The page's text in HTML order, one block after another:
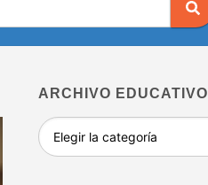
ARCHIVO EDUCATIVO
Archivo
educativo